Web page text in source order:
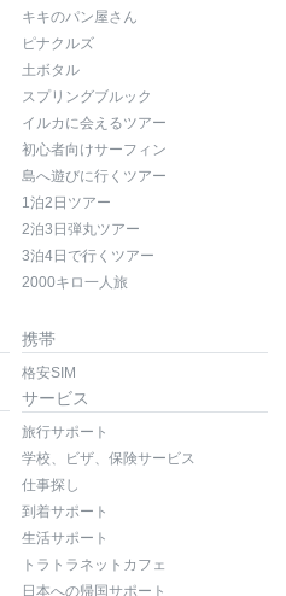
キキのパン屋さん
ピナクルズ
土ボタル
スプリングブルック
イルカに会えるツアー
初心者向けサーフィン
島へ遊びに行くツアー
1泊2日ツアー
2泊3日弾丸ツアー
3泊4日で行くツアー
2000キロ一人旅
携帯
格安SIM
サービス
旅行サポート
学校、ビザ、保険サービス
仕事探し
到着サポート
生活サポート
トラトラネットカフェ
日本への帰国サポート